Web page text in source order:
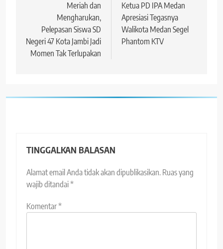
Meriah dan
Mengharukan,
Pelepasan Siswa SD
Negeri 47 Kota Jambi Jadi
Momen Tak Terlupakan
Ketua PD IPA Medan
Apresiasi Tegasnya
Walikota Medan Segel
Phantom KTV
TINGGALKAN BALASAN
Alamat email Anda tidak akan dipublikasikan. Ruas yang
wajib ditandai*
Komentar*